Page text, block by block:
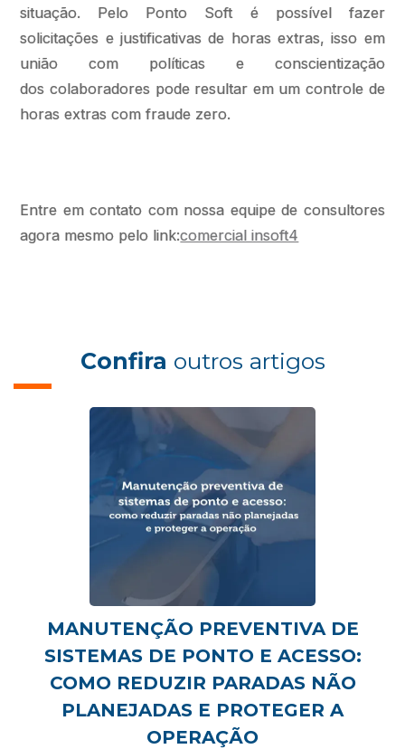
situação. Pelo Ponto Soft é possível fazer
solicitações e justificativas de horas extras, isso em
união com políticas e conscientização
dos colaboradores pode resultar em um controle de
horas extras com fraude zero.
Entre em contato com nossa equipe de consultores
agora mesmo pelo link:comercial insoft4
Confira outros artigos
MANUTENÇÃO PREVENTIVA DE
SISTEMAS DE PONTO E ACESSO:
COMO REDUZIR PARADAS NÃO
PLANEJADAS E PROTEGER A
OPERAÇÃO